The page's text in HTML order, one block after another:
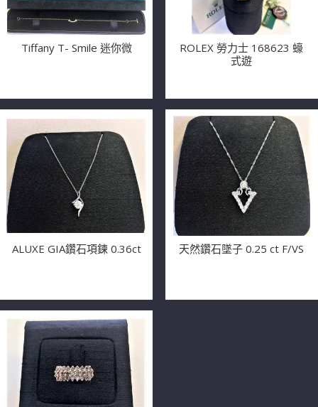
Tiffany T- Smile 迷你微
ROLEX 勞力士 168623 蠔
式遊
ALUXE GIA鑽石項鍊 0.36ct 天然鑽石墜子 0.25 ct F/VS